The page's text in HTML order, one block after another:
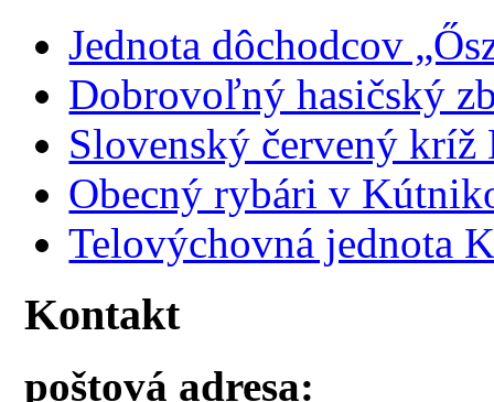
Jednota dôchodcov
Dobrovoľný hasičský
Slovenský červený
Obecný rybári v
Telovýchovná jednota
Kontakt
poštová adresa: